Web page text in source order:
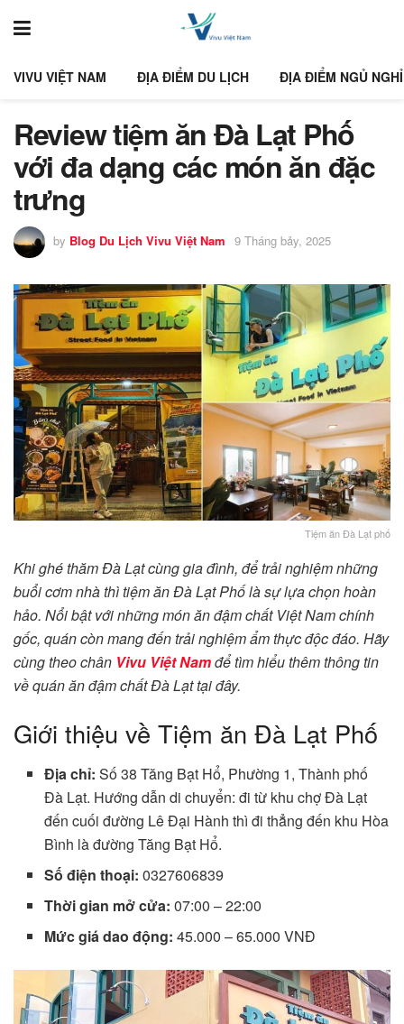
VIVU VIỆT NAM ĐỊA ĐIỂM DU LỊCH ĐỊA ĐIỂM NGỦ NGHỈ
Review tiệm ăn Đà Lạt Phố
với đa dạng các món ăn đặc
trưng
by Blog Du Lịch Vivu Việt Nam 9 Tháng bảy, 2025
Tiệm ăn Đà Lạt phố
Khi ghé thăm Đà Lạt cùng gia đình, để trải nghiệm những
buổi cơm nhà thì tiệm ăn Đà Lạt Phố là sự lựa chọn hoàn
hảo. Nổi bật với những món ăn đậm chất Việt Nam chính
gốc, quán còn mang đến trải nghiệm ẩm thực độc đáo. Hãy
cùng theo chân Vivu Việt Namđể tìm hiểu thêm thông tin
về quán ăn đậm chất Đà Lạt tại đây.
Giới thiệu về Tiệm ăn Đà Lạt Phố
Địa chỉ: Số 38 Tăng Bạt Hổ, Phường 1, Thành phố
Đà Lạt. Hướng dẫn di chuyển: đi từ khu chợ Đà Lạt
đến cuối đường Lê Đại Hành thì đi thẳng đến khu Hòa
Bình là đường Tăng Bạt Hổ.
Số điện thoại: 0327606839
Thời gian mở cửa: 07:00 – 22:00
Mức giá dao động: 45.000 – 65.000 VNĐ